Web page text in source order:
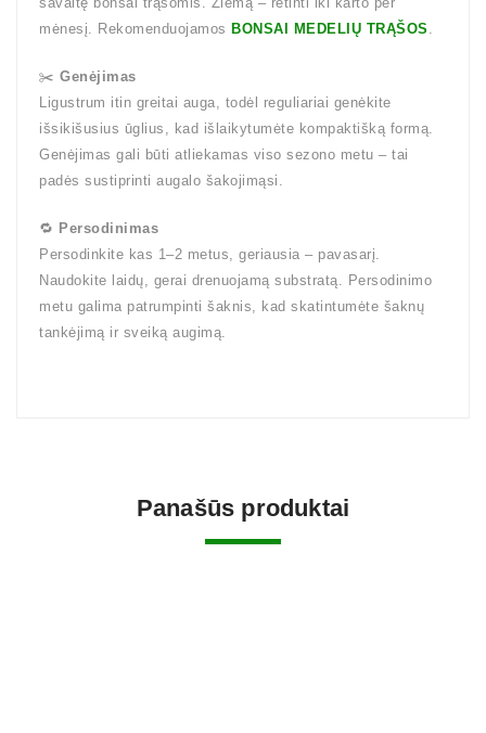
mėnesį. Rekomenduojamos BONSAI MEDELIŲ TRĄŠOS .
✂️ Genėjimas
Ligustrum itin greitai auga, todėl reguliariai genėkite
išsikišusius ūglius, kad išlaikytumėte kompaktišką formą.
Genėjimas gali būti atliekamas viso sezono metu – tai
padės sustiprinti augalo šakojimąsi.
🔁 Persodinimas
Persodinkite kas 1–2 metus, geriausia – pavasarį.
Naudokite laidų, gerai drenuojamą substratą. Persodinimo
metu galima patrumpinti šaknis, kad skatintumėte šaknų
tankėjimą ir sveiką augimą.
Panašūs produktai